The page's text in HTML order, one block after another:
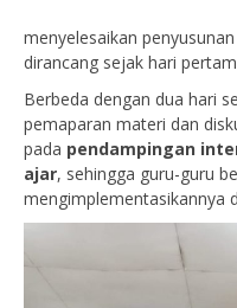
menyelesaikan
dirancang sejak hari
Berbeda dengan dua hari
pemaparan materi dan
pada pendampingan
ajar, sehingga guru-guru
mengimplementasikannya